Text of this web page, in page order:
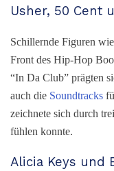
Usher, 50 Cent
Schillernde Figuren
Front des Hip-Hop
“In Da Club” prägten
auch die Soundtracks
zeichnete sich durch
fühlen konnte.
Alicia Keys und